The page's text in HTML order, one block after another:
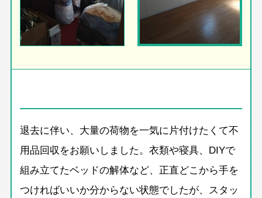
退去に伴い、大量の荷物を一気に片付けたくて不
用品回収をお願いしました。衣類や寝具、DIYで
組み立てたベッドの解体など、正直どこから手を
つければいいか分からない状態でしたが、スタッ